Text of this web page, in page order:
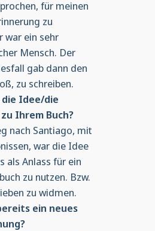
für meinen
zu
war ein sehr
Mensch. Der
gab dann den
zu schreiben.
die Idee/die
Ihrem Buch?
nach Santiago, mit
war die Idee
als Anlass für ein
zu nutzen. Bzw.
zu widmen.
ein neues